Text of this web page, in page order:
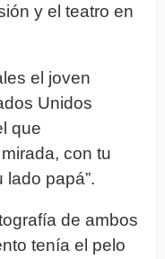
y el teatro en
el joven
Unidos
que
con tu
lado papá”.
de ambos
tenía el pelo